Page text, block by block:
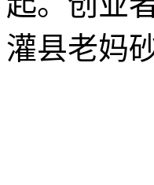
灌县老妈